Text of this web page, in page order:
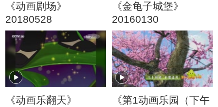
《动画剧场》
20180528
《金龟子城堡》
20160130
《动画乐翻天》
《第1动画乐园（下午